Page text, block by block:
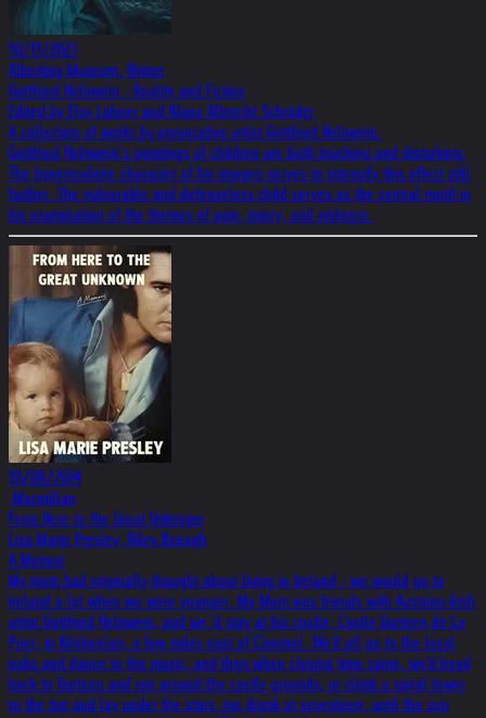
10/11/2023
Albertina Museum, Hirmer
Gottfried Helnwein - Reality and Fiction
Edited by Elsy Lahner and Klaus Albrecht Schröder
A collection of works by provocative artist Gottfried Helnwein.
Gottfried Helnwein’s paintings of children are both touching and disturbing.
The hyperrealistic character of his images serves to intensify this effect still
further. The vulnerable and defenseless child serves as the central motif in
his examination of the themes of pain, injury, and violence.
10/08/2024
‎ Macmillan
From Here to the Great Unknown
Lisa Marie Presley, Riley Keough
A Memoir
My mom had originally thought about living in Ireland - we would go to
Ireland a lot when we were younger. My Mom was friends with Austrian-Irish
artist Gottfried Helnwein, and we 'd stay at his castle, Castle Gurteen de La
Poer, in Kilsheelan, a few miles east of Clonmel. We'd all go to the local
pubs and dance to the music, and then when closing time came, we'd head
back to Gurteen and run around the castle grounds, or climb a spiral tower
to the top and lay under the stars, me drunk at seventeen, until the sun